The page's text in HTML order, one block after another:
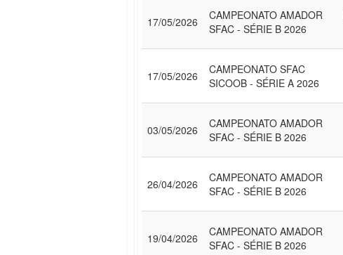
17/05/2026
CAMPEONATO AMADOR
SFAC - SÉRIE B 2026
17/05/2026
CAMPEONATO SFAC
SICOOB - SÉRIE A 2026
03/05/2026
CAMPEONATO AMADOR
SFAC - SÉRIE B 2026
26/04/2026
CAMPEONATO AMADOR
SFAC - SÉRIE B 2026
19/04/2026
CAMPEONATO AMADOR
SFAC - SÉRIE B 2026